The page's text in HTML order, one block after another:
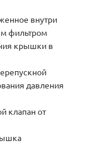
внутри
фильтром
крышки в
давления
клапан от